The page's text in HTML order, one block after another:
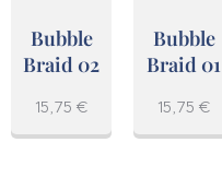
Bubble
Braid 02
15,75 €
Bubble
Braid 01
15,75 €